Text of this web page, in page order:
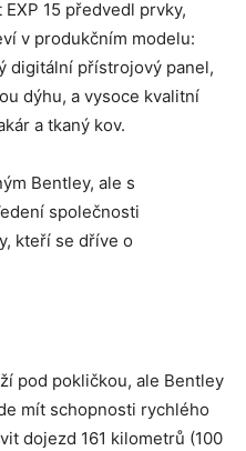
15 předvedl prvky,
v produkčním modelu:
digitální přístrojový panel,
dýhu, a vysoce kvalitní
a tkaný kov.
Bentley, ale s
společnosti
kteří se dříve o
pod pokličkou, ale Bentley
mít schopnosti rychlého
dojezd 161 kilometrů (100